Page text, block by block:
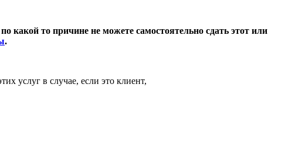
то причине не можете самостоятельно сдать этот или
.
услуг в случае, если это клиент,